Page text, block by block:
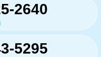
2640
5295